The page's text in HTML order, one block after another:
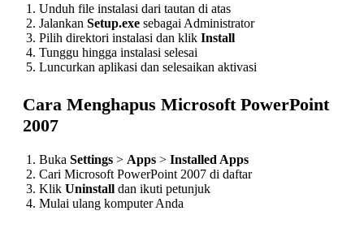
Unduh file instalasi dari tautan di atas
Jalankan Setup.exe sebagai Administrator
Pilih direktori instalasi dan klik Install
Tunggu hingga instalasi selesai
Luncurkan aplikasi dan selesaikan aktivasi
Cara Menghapus Microsoft PowerPoint
2007
Buka Settings > Apps > Installed Apps
Cari Microsoft PowerPoint 2007 di daftar
Klik Uninstall dan ikuti petunjuk
Mulai ulang komputer Anda